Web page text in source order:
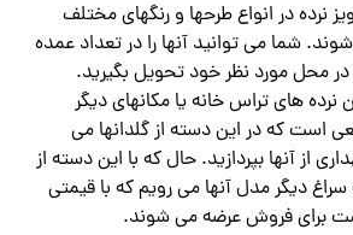
نرده در انواع طرحها و رنگهای مختلف
شوند. شما می توانید آنها را در تعداد عمده
در محل مورد نظر خود تحویل بگیرید.
نرده های تراس خانه یا مکانهای دیگر
است که در این دسته از گلدانها می
از آنها بپردازید. حال که با این دسته از
سراغ دیگر مدل آنها می رویم که با قیمتی
برای فروش عرضه می شوند.